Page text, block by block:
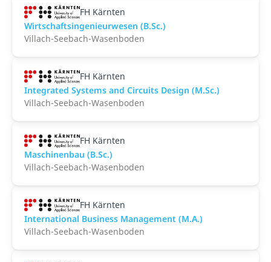
FH Kärnten
Wirtschaftsingenieurwesen (B.Sc.)
Villach-Seebach-Wasenboden
FH Kärnten
Integrated Systems and Circuits Design (M.Sc.)
Villach-Seebach-Wasenboden
FH Kärnten
Maschinenbau (B.Sc.)
Villach-Seebach-Wasenboden
FH Kärnten
International Business Management (M.A.)
Villach-Seebach-Wasenboden